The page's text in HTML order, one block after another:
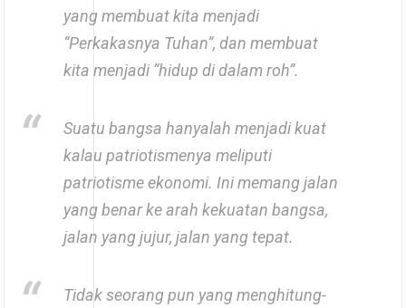
yang membuat kita menjadi
“Perkakasnya Tuhan”, dan membuat
kita menjadi “hidup di dalam roh”.
Suatu bangsa hanyalah menjadi kuat
kalau patriotismenya meliputi
patriotisme ekonomi. Ini memang jalan
yang benar ke arah kekuatan bangsa,
jalan yang jujur, jalan yang tepat.
Tidak seorang pun yang menghitung-